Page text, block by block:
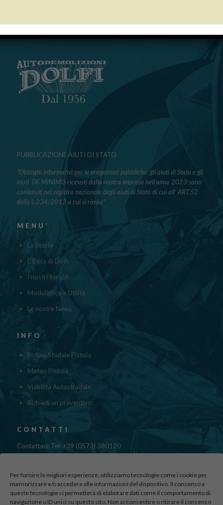
Per fornire le migliori esperienze, utilizziamo tecnologie come i cookie per
memorizzare e/o accedere alle informazioni del dispositivo. Il consenso a
queste tecnologie ci permetterà di elaborare dati come il comportamento di
navigazione o ID unici su questo sito. Non acconsentire o ritirare il consenso
PUBBLICAZIONE AIUTI DI STATO
“Obblighi informativi per le erogazioni pubbliche: gli aiuti di Stato e gli
aiuti DE MINIMIS ricevuti dalla nostra impresa nell’anno 2023 sono
contenuti nel registro nazionale degli aiuti di Stato di cui all’ ART.52
della L.234/2012 a cui si rinvia“
MENU’
La Storia
L' Etica di Dolfi
I nostri Servizi
Modulistica e Utilità
Le nostre News
INFO
Polizia Stadale Pistoia
Meteo Pistoia
Viabilità Autostradale
Richiedi un preventivo
CONTATTI
Contattaci: Tel: +39 (0573) 380120
Fax: 39 (0573) 985420
Via di Canapale, 10
51100 PISTOIA